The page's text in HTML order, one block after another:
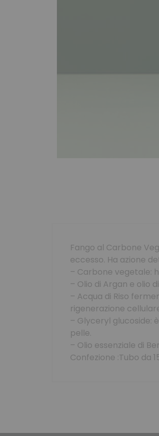
Fango al Carbone
eccesso. Ha azione
– Carbone vegetale:
– Olio di Argan e olio
– Acqua di Riso
rigenerazione
– Glyceryl glucoside:
pelle.
– Olio essenziale di
Confezione :Tubo da